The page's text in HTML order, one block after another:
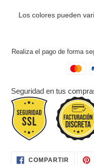
Los colores pueden
Realiza el pago de forma
Seguridad en tus
COMPARTIR